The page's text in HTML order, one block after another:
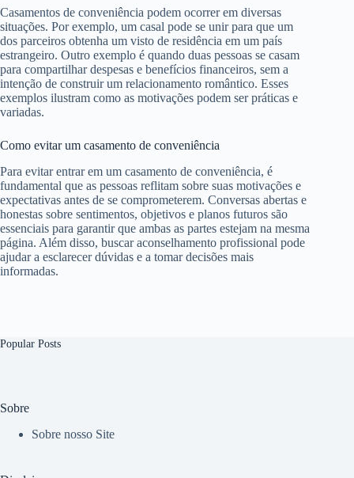
Casamentos de conveniência podem ocorrer em diversas
situações. Por exemplo, um casal pode se unir para que um
dos parceiros obtenha um visto de residência em um país
estrangeiro. Outro exemplo é quando duas pessoas se casam
para compartilhar despesas e benefícios financeiros, sem a
intenção de construir um relacionamento romântico. Esses
exemplos ilustram como as motivações podem ser práticas e
variadas.
Como evitar um casamento de conveniência
Para evitar entrar em um casamento de conveniência, é
fundamental que as pessoas reflitam sobre suas motivações e
expectativas antes de se comprometerem. Conversas abertas e
honestas sobre sentimentos, objetivos e planos futuros são
essenciais para garantir que ambas as partes estejam na mesma
página. Além disso, buscar aconselhamento profissional pode
ajudar a esclarecer dúvidas e a tomar decisões mais
informadas.
Popular Posts
Sobre
Sobre nosso Site